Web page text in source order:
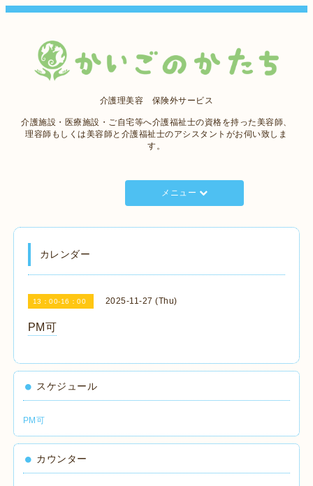
介護理美容 保険外サービス
介護施設・医療施設・ご自宅等へ介護福祉士の資格を持った美容師、
理容師もしくは美容師と介護福祉士のアシスタントがお伺い致しま
す。
メニュー
カレンダー
13：00-16：00 2025-11-27 (Thu)
PM可
スケジュール
PM可
カウンター